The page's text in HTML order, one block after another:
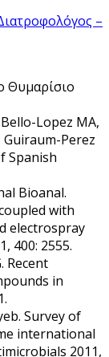
–
Θυμαρίσιο
Lopez MA,
Guiraum-Perez
Spanish
Bioanal.
with
electrospray
400: 2555.
Recent
in
Survey of
international
2011,